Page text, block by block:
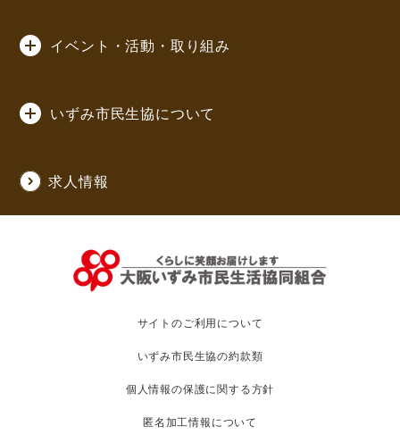
イベント・活動・取り組み
いずみ市民生協について
求人情報
サイトのご利用について
いずみ市民生協の約款類
個人情報の保護に関する方針
匿名加工情報について